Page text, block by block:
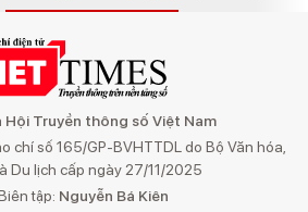
Hội Truyền thông số Việt Nam
chí số 165/GP-BVHTTDL do Bộ Văn hóa,
Du lịch cấp ngày 27/11/2025
tập: Nguyễn Bá Kiên